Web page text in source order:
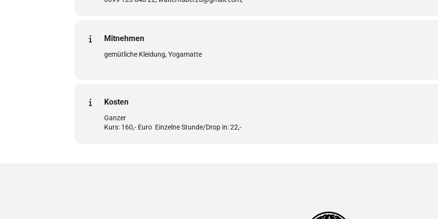
Mitnehmen
gemütliche Kleidung, Yogamatte
Kosten
Ganzer
Kurs: 160,- Euro Einzelne Stunde/Drop in: 22,-